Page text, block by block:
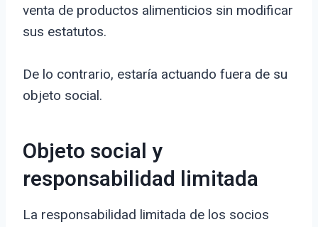
venta de productos alimenticios sin modificar
sus estatutos.
De lo contrario, estaría actuando fuera de su
objeto social.
Objeto social y
responsabilidad limitada
La responsabilidad limitada de los socios